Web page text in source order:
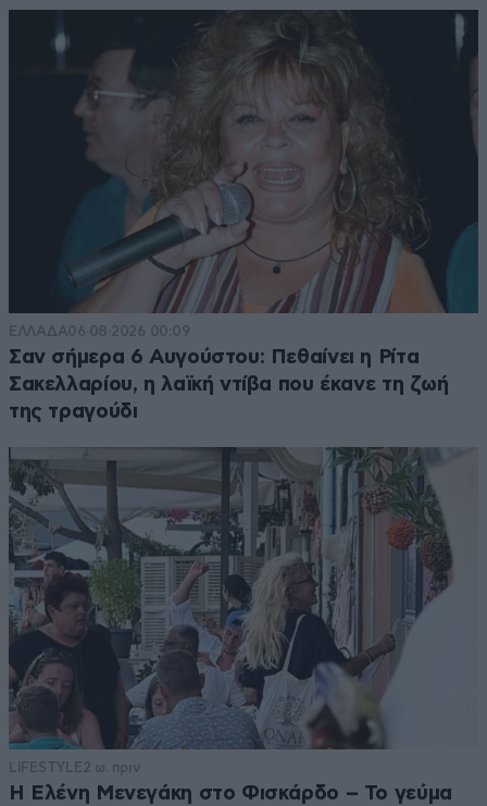
ΕΛΛΑΔΑ06·08·2026 00:09
Σαν σήμερα 6 Αυγούστου: Πεθαίνει η Ρίτα
Σακελλαρίου, η λαϊκή ντίβα που έκανε τη ζωή
της τραγούδι
LIFESTYLE2 ω. πριν
Η Ελένη Μενεγάκη στο Φισκάρδο – Το γεύμα